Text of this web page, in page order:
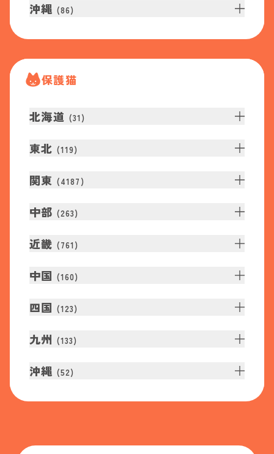
沖縄 (86)
保護猫
北海道 (31 )
東北 (119)
関東 (4187 )
中部 (263)
近畿 (761 )
中国 (160)
四国 (123)
九州 (133)
沖縄 (52)